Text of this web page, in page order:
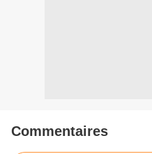
Commentaires